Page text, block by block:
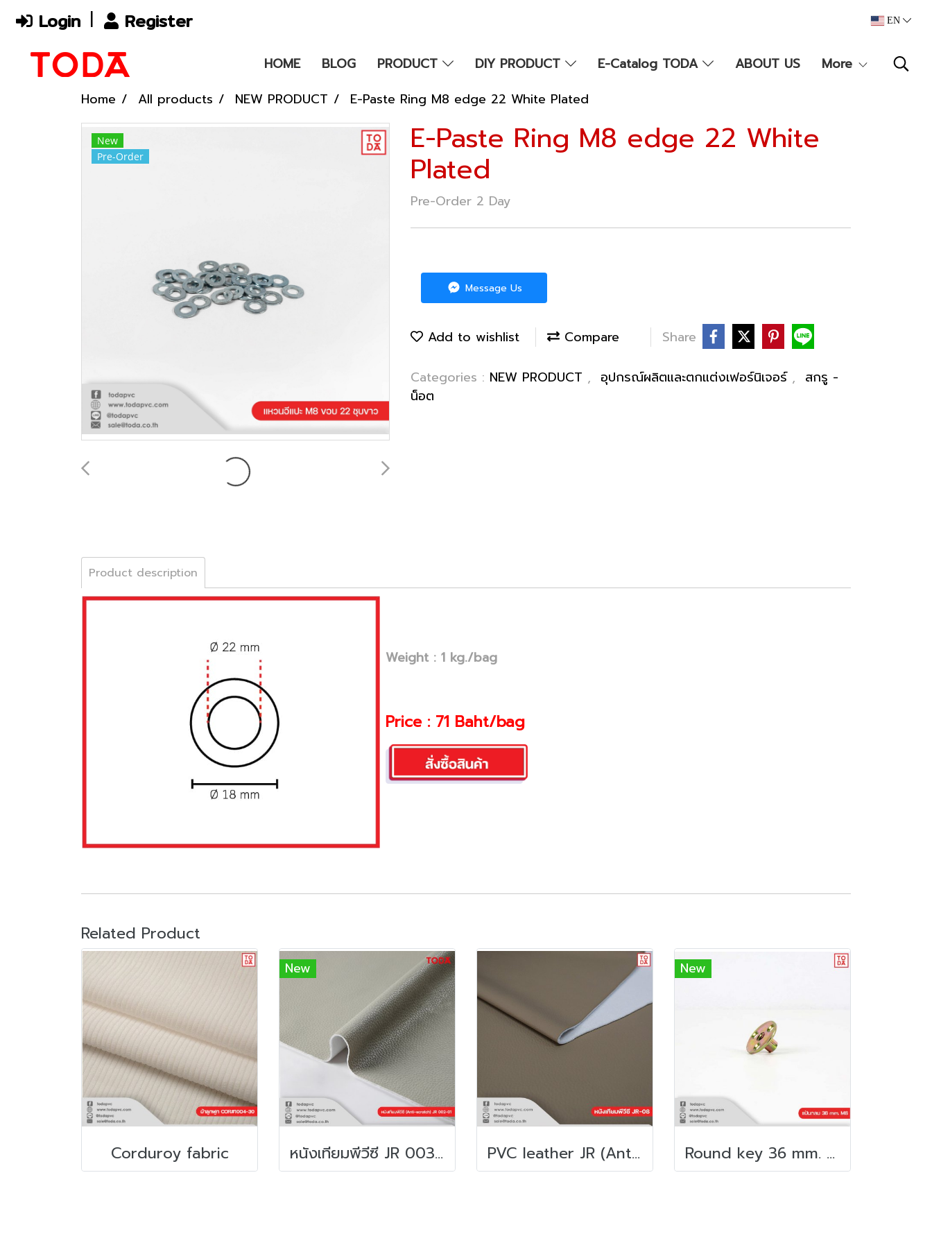
Login Register EN
HOME BLOG PRODUCT DIY PRODUCT E-Catalog TODA ABOUT US
More
Home
All products NEW PRODUCT E-Paste Ring M8 edge 22 White Plated
New
Pre-Order
E-Paste Ring M8 edge 22 White
Plated
Pre-Order 2 Day
Message Us
Add to wishlist Compare Share
Categories : NEW PRODUCT , อุปกรณ์ผลิตและตกแต่งเฟอร์นิเจอร์ , สกรู -
น็อต
Product description
Weight : 1 kg./bag
Price : 71 Baht/bag
Related Product
Corduroy fabric
New
หนังเทียมพีวีซี JR 003 (Anti-scratch)(copy) PVC leather JR (Anti-scratch)
New
Round key 36 mm. M8